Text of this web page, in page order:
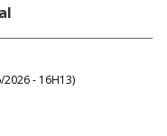
2026 - 16H13)